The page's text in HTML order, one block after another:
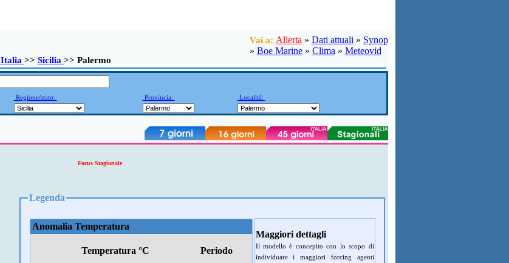
Vai a: Allerta » Dati attuali » Synop
» Boe Marine» Clima » Meteovid
Italia >> Sicilia >> Palermo
Regione/stato: Provincia: Località:
Focus Stagionale
Legenda
Anomalia Temperatura
Temperatura °C Periodo
Maggiori dettagli
Il modello è concepito con lo scopo di
individuare i maggiori forcing agenti